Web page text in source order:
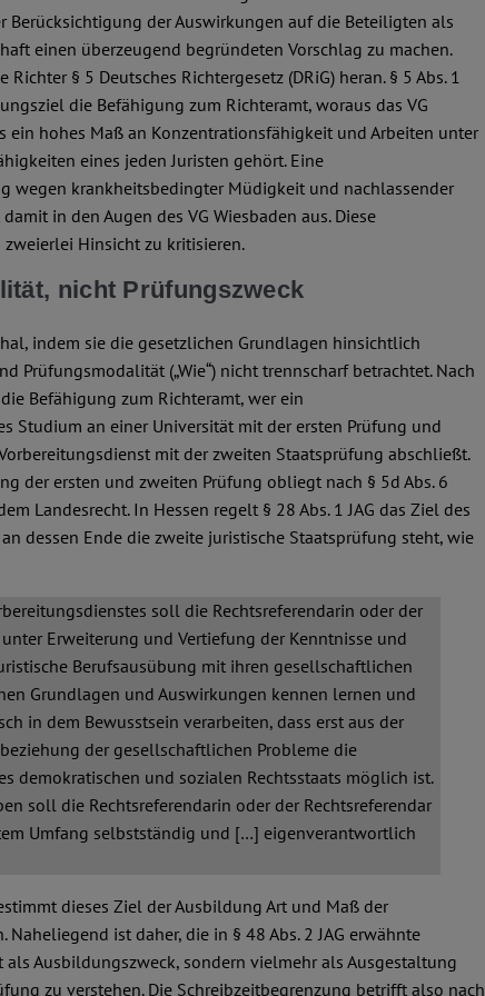
Berücksichtigung der Auswirkungen auf die Beteiligten als
einen überzeugend begründeten Vorschlag zu machen.
§ 5 Deutsches Richtergesetz (DRiG) heran. § 5 Abs. 1
die Befähigung zum Richteramt, woraus das VG
ein hohes Maß an Konzentrationsfähigkeit und Arbeiten unter
eines jeden Juristen gehört. Eine
wegen krankheitsbedingter Müdigkeit und nachlassender
in den Augen des VG Wiesbaden aus. Diese
Hinsicht zu kritisieren.
nicht Prüfungszweck
indem sie die gesetzlichen Grundlagen hinsichtlich
Prüfungsmodalität („Wie“) nicht trennscharf betrachtet. Nach
Befähigung zum Richteramt, wer ein
Studium an einer Universität mit der ersten Prüfung und
mit der zweiten Staatsprüfung abschließt.
der ersten und zweiten Prüfung obliegt nach § 5d Abs. 6
Landesrecht. In Hessen regelt § 28 Abs. 1 JAG das Ziel des
dessen Ende die zweite juristische Staatsprüfung steht, wie
soll die Rechtsreferendarin oder der
Erweiterung und Vertiefung der Kenntnisse und
Berufsausübung mit ihren gesellschaftlichen
Grundlagen und Auswirkungen kennen lernen und
in dem Bewusstsein verarbeiten, dass erst aus der
der gesellschaftlichen Probleme die
demokratischen und sozialen Rechtsstaats möglich ist.
soll die Rechtsreferendarin oder der Rechtsreferendar
Umfang selbstständig und […] eigenverantwortlich
dieses Ziel der Ausbildung Art und Maß der
Naheliegend ist daher, die in § 48 Abs. 2 JAG erwähnte
Ausbildungszweck, sondern vielmehr als Ausgestaltung
zu verstehen. Die Schreibzeitbegrenzung betrifft also nach